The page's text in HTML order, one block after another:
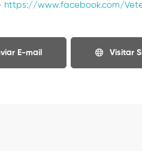
https://www.facebook.com/
E-mail Visitar